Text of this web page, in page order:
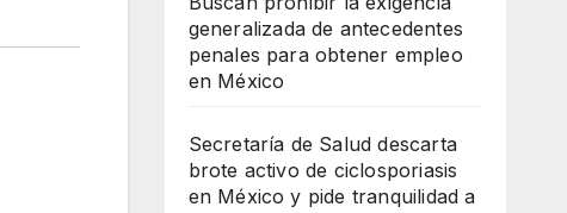
generalizada de antecedentes
penales para obtener empleo
en México
Secretaría de Salud descarta
brote activo de ciclosporiasis
en México y pide tranquilidad a